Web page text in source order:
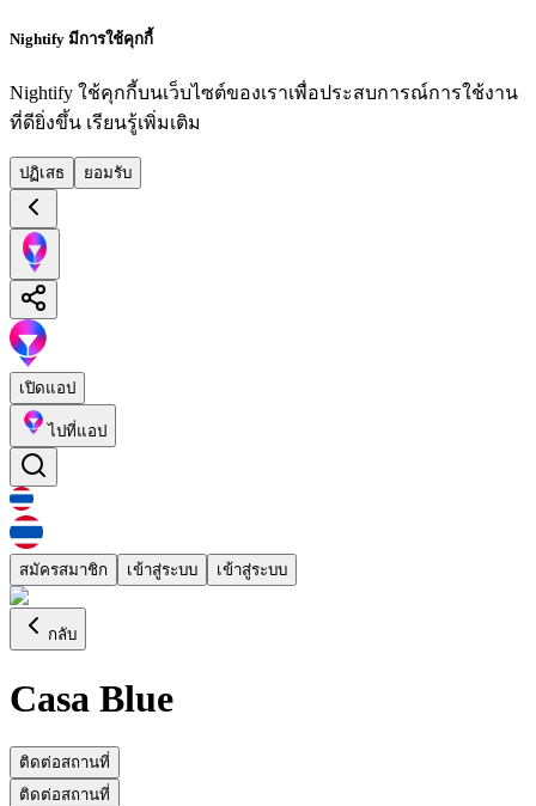
Nightify มีการใช้คุกกี้
Nightify ใช้คุกกี้บนเว็บไซต์ของเราเพื่อประสบการณ์การใช้งาน
ที่ดียิ่งขึ้น เรียนรู้เพิ่มเติม
ปฏิเสธ ยอมรับ
เปิดแอป
ไปที่แอป
สมัครสมาชิก เข้าสู่ระบบ เข้าสู่ระบบ
กลับ
Casa Blue
ติดต่อสถานที่
ติดต่อสถานที่